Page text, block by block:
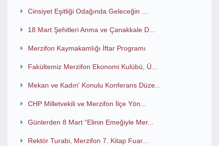
Cinsiyet Eşitliği Odağında Geleceğin ...
18 Mart Şehitleri Anma ve Çanakkale D...
Merzifon Kaymakamlığı İftar Programı
Fakültemiz Merzifon Ekonomi Kulübü, Ü...
Mekan ve Kadın' Konulu Konferans Düze...
CHP Milletvekili ve Merzifon İlçe Yön...
Günlerden 8 Mart “Elinin Emeğiyle Mer...
Rektör Turabi, Merzifon 7. Kitap Fuar...